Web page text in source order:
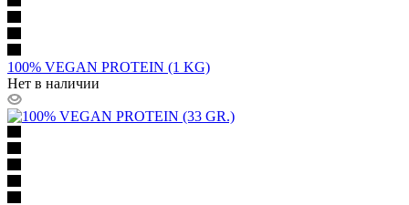
100% VEGAN PROTEIN (1 KG)
Нет в наличии